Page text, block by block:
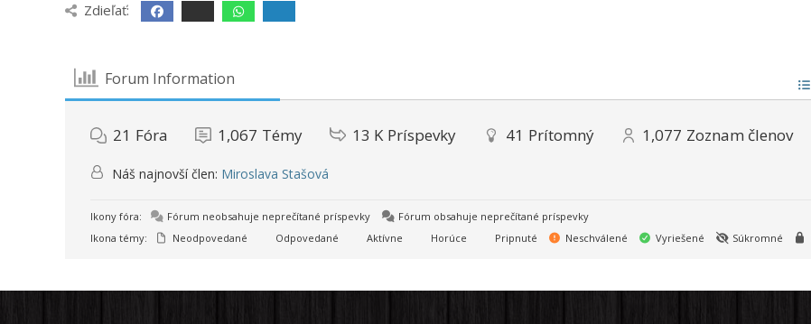
Zdieľať:
Forum Information
21 Fóra 1,067 Témy 13 K Príspevky 41 Prítomný 1,077 Zoznam členov
Náš najnovší člen: Miroslava Stašová
Ikony fóra: Fórum neobsahuje neprečítané príspevky
Fórum obsahuje neprečítané príspevky
Ikona témy:
Neodpovedané Odpovedané Aktívne Horúce Pripnuté Neschválené Vyriešené Súkromné